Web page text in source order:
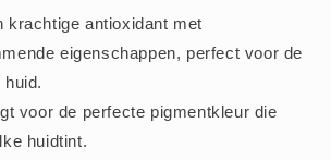
krachtige antioxidant met
eigenschappen, perfect voor de
voor de perfecte pigmentkleur die
huidtint.